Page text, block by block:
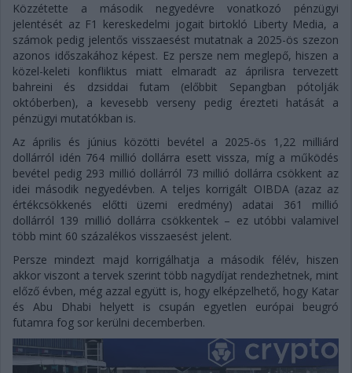
Közzétette a második negyedévre vonatkozó pénzügyi
jelentését az F1 kereskedelmi jogait birtokló Liberty Media, a
számok pedig jelentős visszaesést mutatnak a 2025-ös szezon
azonos időszakához képest. Ez persze nem meglepő, hiszen a
közel-keleti konfliktus miatt elmaradt az áprilisra tervezett
bahreini és dzsiddai futam (előbbit Sepangban pótolják
októberben), a kevesebb verseny pedig érezteti hatását a
pénzügyi mutatókban is.
Az április és június közötti bevétel a 2025-ös 1,22 milliárd
dollárról idén 764 millió dollárra esett vissza, míg a működés
bevétel pedig 293 millió dollárról 73 millió dollárra csökkent az
idei második negyedévben. A teljes korrigált OIBDA (azaz az
értékcsökkenés előtti üzemi eredmény) adatai 361 millió
dollárról 139 millió dollárra csökkentek – ez utóbbi valamivel
több mint 60 százalékos visszaesést jelent.
Persze mindezt majd korrigálhatja a második félév, hiszen
akkor viszont a tervek szerint több nagydíjat rendezhetnek, mint
előző évben, még azzal együtt is, hogy elképzelhető, hogy Katar
és Abu Dhabi helyett is csupán egyetlen európai beugró
futamra fog sor kerülni decemberben.